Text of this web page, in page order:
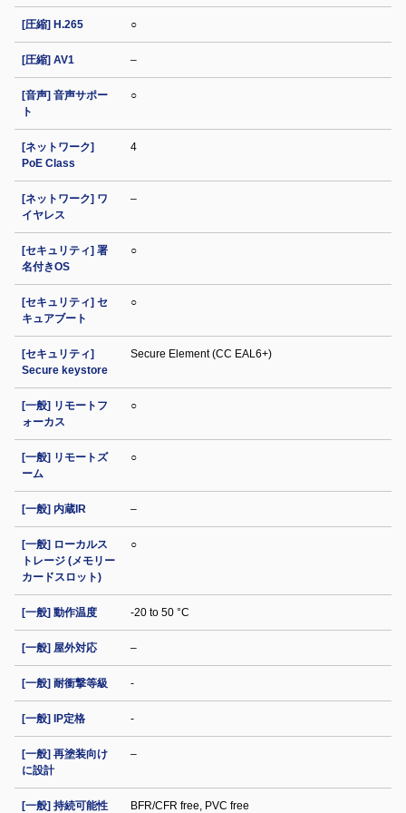
[圧縮] H.265 ○
[圧縮] AV1 –
[音声] 音声サポー
ト
○
[ネットワーク]
PoE Class
4
[ネットワーク] ワ
イヤレス
–
[セキュリティ] 署
名付きOS
○
[セキュリティ] セ
キュアブート
○
[セキュリティ]
Secure keystore
Secure Element (CC EAL6+)
[一般] リモートフ
ォーカス
○
[一般] リモートズ
ーム
○
[一般] 内蔵IR –
[一般] ローカルス
トレージ (メモリー
カードスロット)
○
[一般] 動作温度 -20 to 50 °C
[一般] 屋外対応 –
[一般] 耐衝撃等級 -
[一般] IP定格 -
[一般] 再塗装向け
に設計
–
[一般] 持続可能性 BFR/CFR free, PVC free